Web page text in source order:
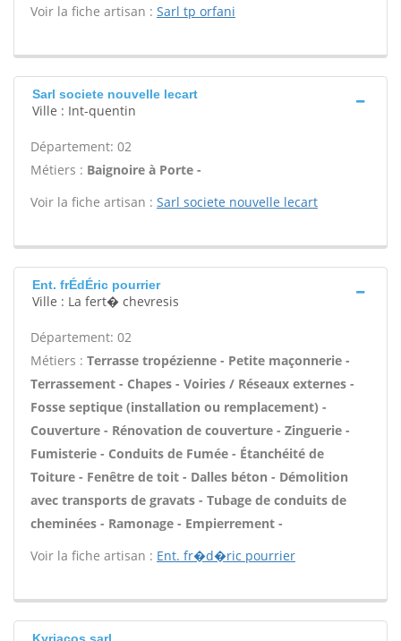
Voir la fiche artisan : Sarl tp orfani
Sarl societe nouvelle lecart
Ville : Int-quentin
Département: 02
Métiers : Baignoire à Porte -
Voir la fiche artisan : Sarl societe nouvelle lecart
Ent. frÉdÉric pourrier
Ville : La fert� chevresis
Département: 02
Métiers : Terrasse tropézienne - Petite maçonnerie -
Terrassement - Chapes - Voiries / Réseaux externes -
Fosse septique (installation ou remplacement) -
Couverture - Rénovation de couverture - Zinguerie -
Fumisterie - Conduits de Fumée - Étanchéité de
Toiture - Fenêtre de toit - Dalles béton - Démolition
avec transports de gravats - Tubage de conduits de
cheminées - Ramonage - Empierrement -
Voir la fiche artisan : Ent. fr�d�ric pourrier